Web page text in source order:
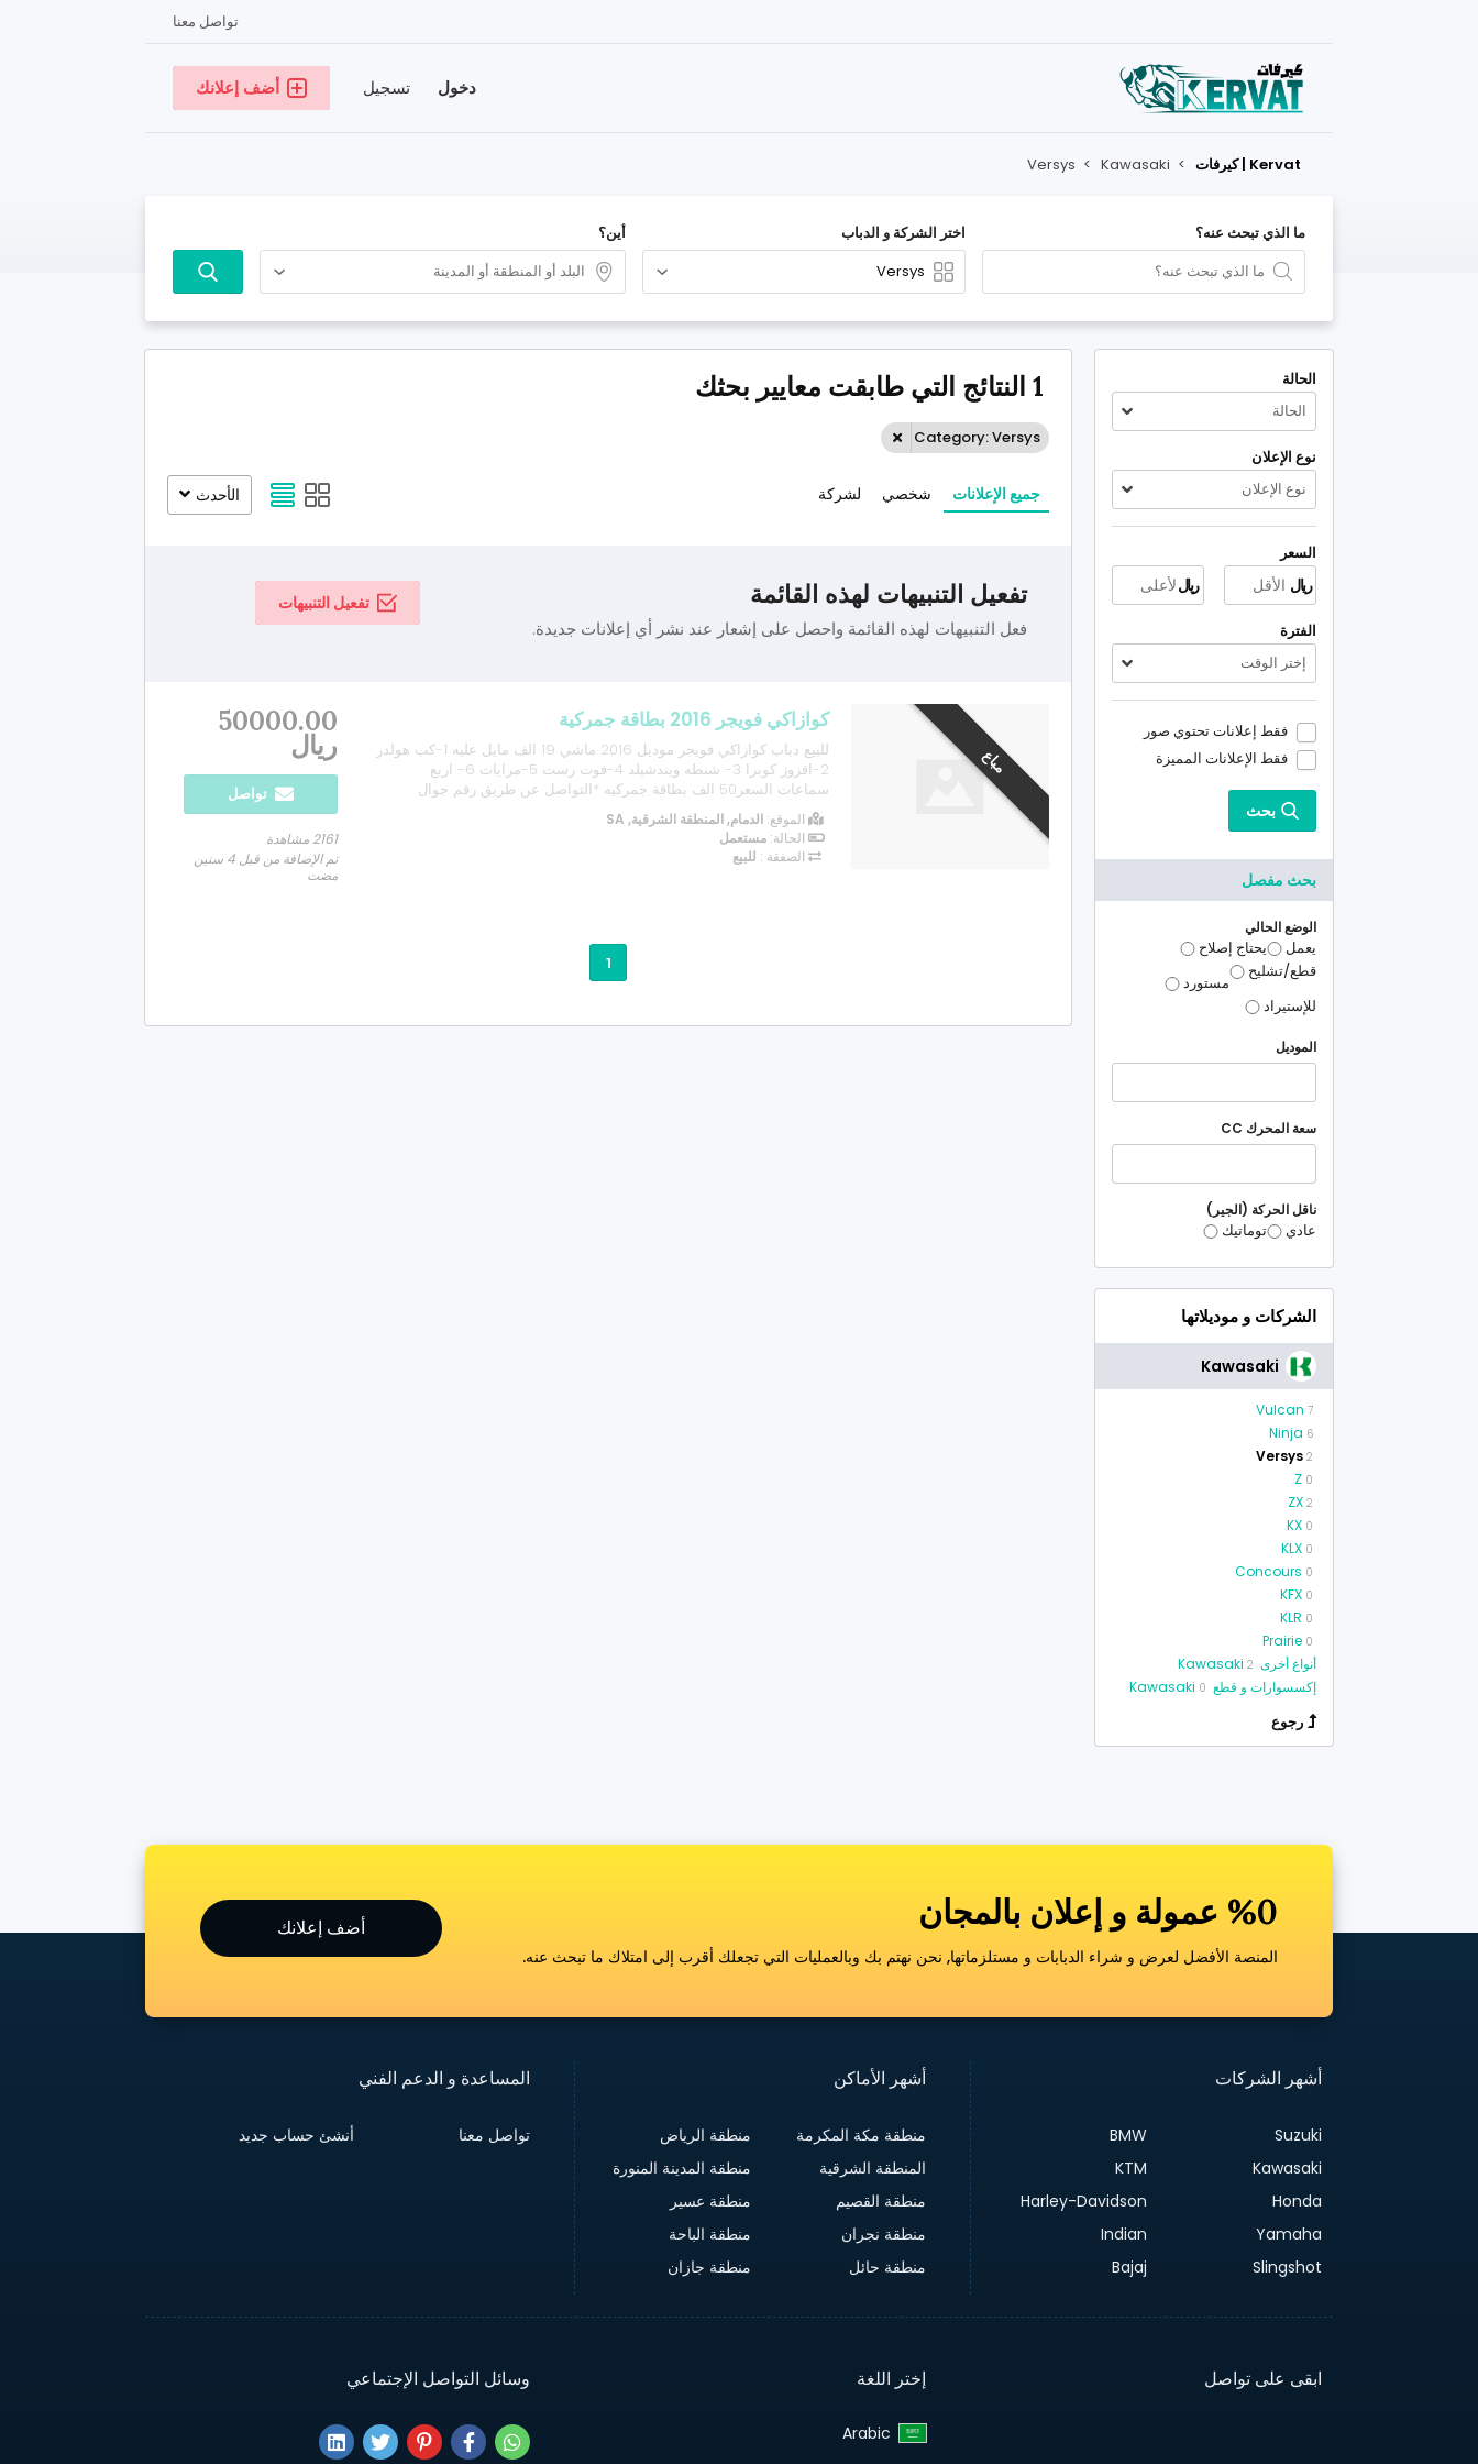
تواصل معنا
أضف إعلانك تسجيل دخول
Kervat | كيرفات >
Kawasaki
>
Versys
ما الذي تبحث عنه؟ اختر الشركة و الدباب أين؟
الحالة
الحالة
نوع الإعلان
نوع الإعلان
السعر
ريال ريال
الفترة
إختر الوقت
فقط إعلانات تحتوي صور
فقط الإعلانات المميزة
بحث مفصل
الوضع الحالي
يعمل
يحتاج إصلاح
قطع/تشليح
مستورد
للإستيراد
الموديل
سعة المحرك CC
ناقل الحركة (الجير)
عادي توماتيك
بحث
الشركات و موديلاتها
Kawasaki
Vulcan 7
Ninja 6
Versys 2
Z 0
ZX 2
KX 0
KLX 0
Concours 0
KFX 0
KLR 0
Prairie 0
أنواع أخرى Kawasaki 2
إكسسوارات و قطع Kawasaki 0
رجوع
1 النتائج التي طابقت معايير بحثك
Category: Versys
جميع الإعلانات شخصي لشركة الأحدث
تفعيل التنبيهات لهذه القائمة
فعل التنبيهات لهذه القائمة واحصل على إشعار عند نشر أي إعلانات جديدة.
تفعيل التنبيهات
مباع
كوازاكي فويجر 2016 بطاقة جمركية
للييع دباب كوازاكي فويجر موديل 2016 ماشي 19 الف مايل عليه 1-كب هولدر
2-اقزوز كوبرا 3- شنطه ويندشيلد 4-فوت رست 5-مرايات 6- اربع
سماعات السعر50 الف بطاقة جمركيه *التواصل عن طريق رقم جوال
المعلنالموقع: الدمام, المنطقة الشرقية, SA
الحالة: مستعمل
الصفقة : للبيع
50000.00
ريال
تواصل
2161 مشاهدة
تم الإضافة من قبل 4 سنين
مضت
1
%0 عمولة و إعلان بالمجان
المنصة الأفضل لعرض و شراء الدبابات و مستلزماتها, نحن نهتم بك وبالعمليات التي تجعلك أقرب إلى امتلاك ما تبحث عنه.
أضف إعلانك
أشهر الشركات
Suzuki
BMW
Kawasaki
KTM
Honda
Harley-Davidson
Yamaha
Indian
Slingshot
Bajaj
أشهر الأماكن
منطقة مكة المكرمة
منطقة الرياض
المنطقة الشرقية
منطقة المدينة المنورة
منطقة القصيم
منطقة عسير
منطقة نجران
منطقة الباحة
منطقة حائل
منطقة جازان
المساعدة و الدعم الفني
تواصل معنا أنشئ حساب جديد
ابقى على تواصل إختر اللغة
Arabic‎
وسائل التواصل الإجتماعي